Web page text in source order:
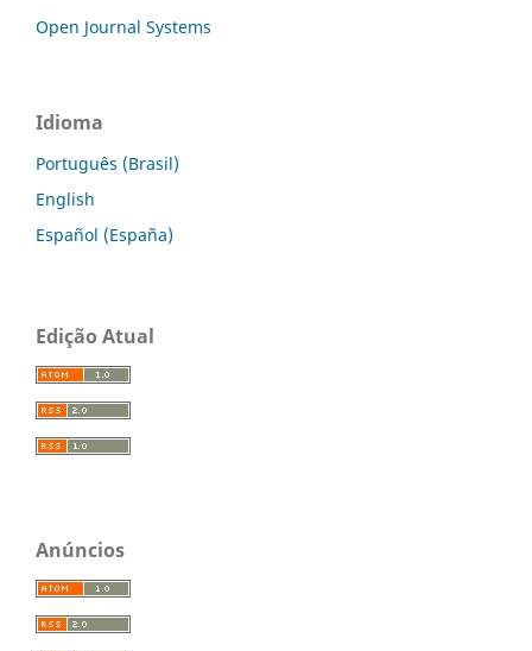
Open Journal Systems
Idioma
Português (Brasil)
English
Español (España)
Edição Atual
Anúncios